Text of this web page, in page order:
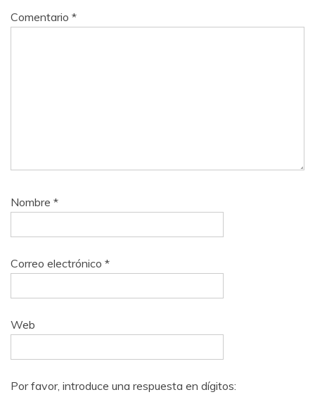
Comentario *
Nombre *
Correo electrónico *
Web
Por favor, introduce una respuesta en dígitos: